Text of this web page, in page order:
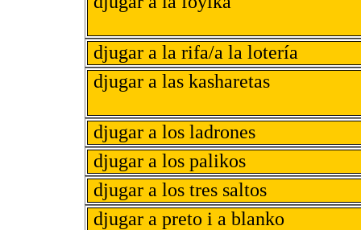
djugar a la rifa/a la lotería
djugar a las kasharetas
djugar a los ladrones
djugar a los palikos
djugar a los tres saltos
djugar a preto i a blanko